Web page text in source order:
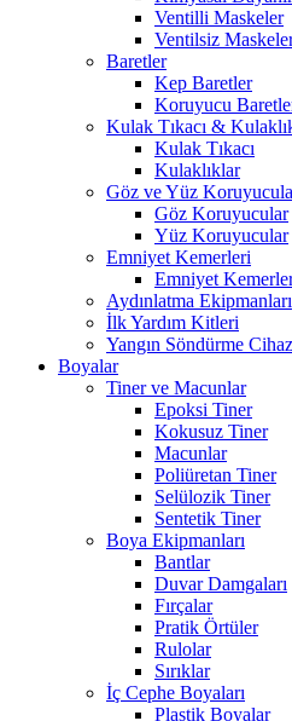
Ventilli Maskeler
Ventilsiz
Baretler
Kep Baretler
Koruyucu
Kulak Tıkacı &
Kulak Tıkacı
Kulaklıklar
Göz ve Yüz
Göz Koruyucular
Yüz Koruyucular
Emniyet Kemerleri
Emniyet
Aydınlatma Ekipmanları
İlk Yardım Kitleri
Yangın Söndürme
Boyalar
Tiner ve Macunlar
Epoksi Tiner
Kokusuz Tiner
Macunlar
Poliüretan Tiner
Selülozik Tiner
Sentetik Tiner
Boya Ekipmanları
Bantlar
Duvar Damgaları
Fırçalar
Pratik Örtüler
Rulolar
Sırıklar
İç Cephe Boyaları
Plastik Boyalar